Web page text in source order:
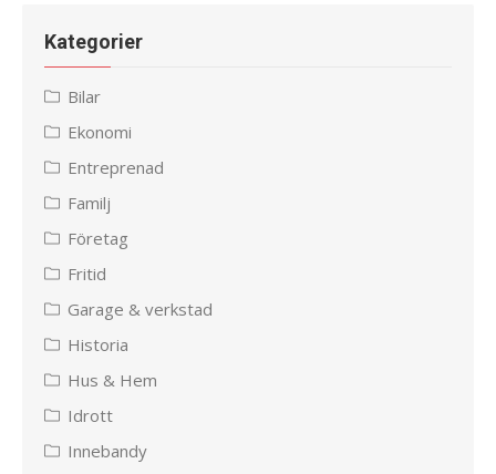
Kategorier
Bilar
Ekonomi
Entreprenad
Familj
Företag
Fritid
Garage & verkstad
Historia
Hus & Hem
Idrott
Innebandy